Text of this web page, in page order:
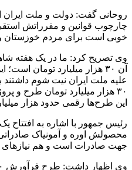
روحانی گفت: دولت و ملت ایران
چارچوب قوانین و مقرراتش
خوبی است برای مردم خوزستان
آن ۳۰ هزار میلیارد تومان
علیه ملت ایران نیت شوم
۳۰ هزار میلیارد تومان طرح و
این طرح‌ها رقمی حدود هزار
رئیس جمهور با اشاره به افتتاح
محصولش اوره و آمونیاک
جهت صادرات است و هم نیازهای